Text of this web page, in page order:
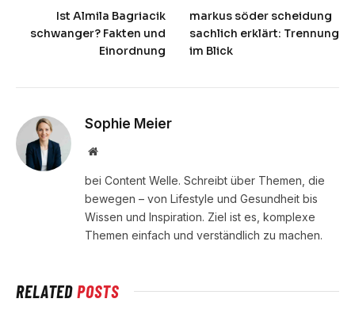
Ist Almila Bagriacik
schwanger? Fakten und
Einordnung
markus söder scheidung
sachlich erklärt: Trennung
im Blick
Sophie Meier
Website
bei Content Welle. Schreibt über Themen, die
bewegen – von Lifestyle und Gesundheit bis
Wissen und Inspiration. Ziel ist es, komplexe
Themen einfach und verständlich zu machen.
RELATEDPOSTS